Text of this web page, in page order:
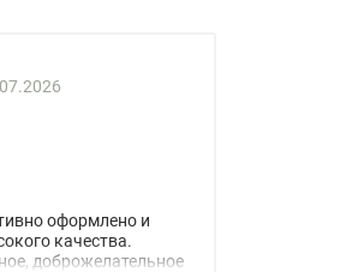
оформлено и
качества.
доброжелательное